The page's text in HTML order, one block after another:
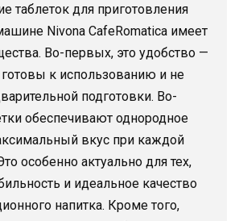
таблеток для приготовления
Nivona CafeRomatica имеет
Во-первых, это удобство —
к использованию и не
подготовки. Во-
обеспечивают однородное
вкус при каждой
особенно актуально для тех,
и идеальное качество
напитка. Кроме того,